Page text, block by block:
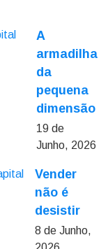
A
armadilha
da
pequena
dimensão
19 de
Junho, 2026
Vender
não é
desistir
8 de Junho,